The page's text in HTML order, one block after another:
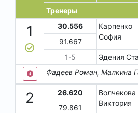
Тренеры
1 30.556
Карпенко
София
91.667
1-5 Эдения
Фадеев Роман, Малкина
2 26.620
Волчекова
Виктория
79.861